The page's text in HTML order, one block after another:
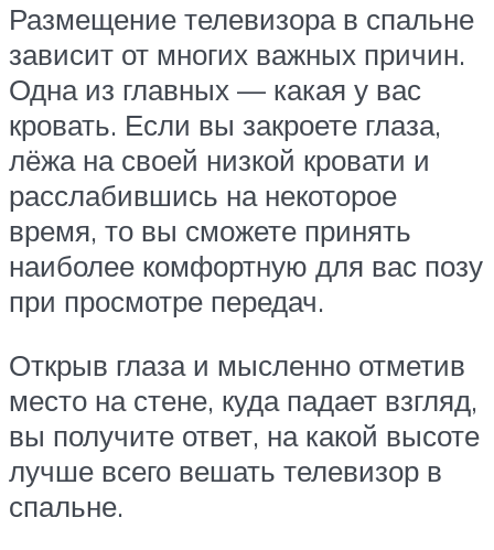
Размещение телевизора в спальне
зависит от многих важных причин.
Одна из главных — какая у вас
кровать. Если вы закроете глаза,
лёжа на своей низкой кровати и
расслабившись на некоторое
время, то вы сможете принять
наиболее комфортную для вас позу
при просмотре передач.
Открыв глаза и мысленно отметив
место на стене, куда падает взгляд,
вы получите ответ, на какой высоте
лучше всего вешать телевизор в
спальне.